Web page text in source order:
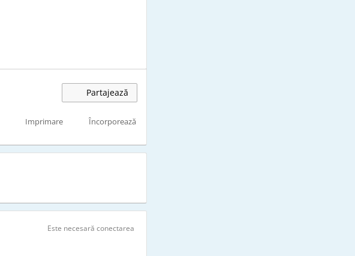
Partajează
Imprimare Încorporează
Este necesară conectarea